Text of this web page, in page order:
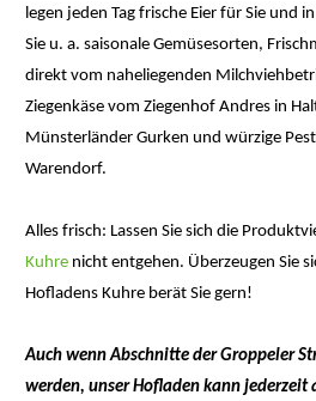
legen jeden Tag frische Eier für Sie und
Sie u. a. saisonale Gemüsesorten,
direkt vom naheliegenden
Ziegenkäse vom Ziegenhof Andres in
Münsterländer Gurken und würzige
Warendorf.
Alles frisch: Lassen Sie sich die
Kuhre nicht entgehen. Überzeugen Sie
Hofladens Kuhre berät Sie gern!
Auch wenn Abschnitte der Groppeler
werden, unser Hofladen kann